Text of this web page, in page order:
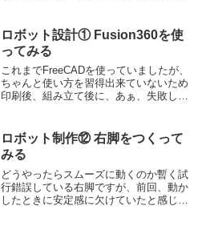
んできません。少し時間がかかってしま
いましたが、次のステップ...
ロボット設計① Fusion360を使
ってみる
これまでFreeCADを使っていましたが、
ちゃんと使い方を習得出来ていないため
印刷後、組み立て後に、あぁ、失敗し
計の効率を上げる為にFusion360を試して
みたいと思...
ロボット制作⑫ 右脚をつくって
みる
どうやったらスムーズに動くのか暫く試
行錯誤している右脚ですが、前回、動か
したときに安定感に欠けていたと感じた